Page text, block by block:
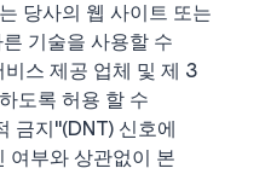
당사의 웹 사이트 또는
기술을 사용할 수
스 제공 업체 및 제 3
도록 허용 할 수
금지"(DNT) 신호에
여부와 상관없이 본